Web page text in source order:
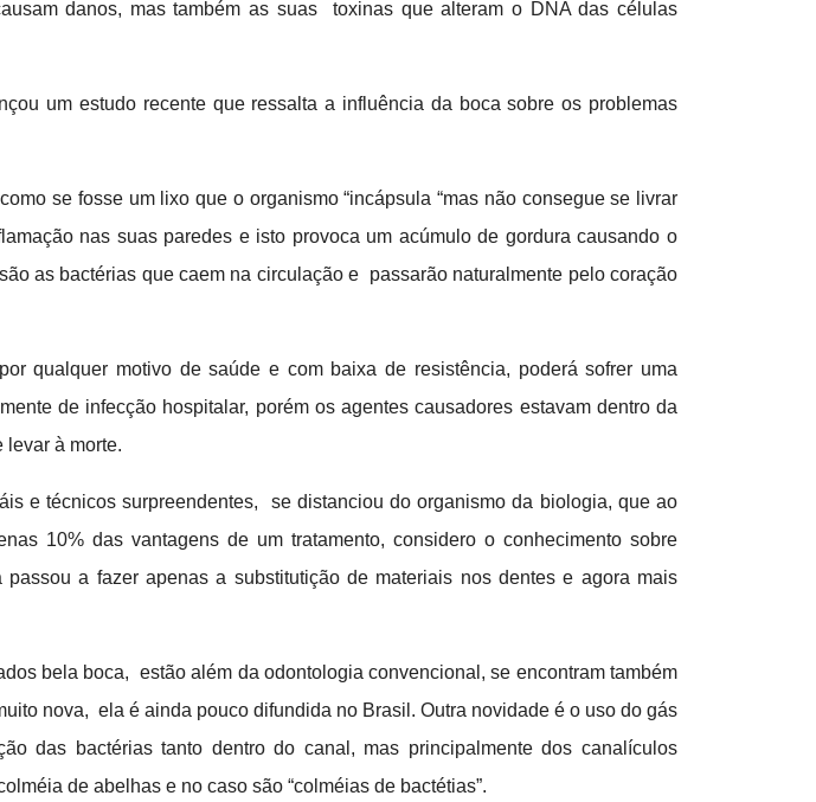
danos, mas também as suas toxinas que alteram o DNA das células
um estudo recente que ressalta a influência da boca sobre os problemas
se fosse um lixo que o organismo “incápsula “mas não consegue se livrar
nas suas paredes e isto provoca um acúmulo de gordura causando o
as bactérias que caem na circulação e passarão naturalmente pelo coração
qualquer motivo de saúde e com baixa de resistência, poderá sofrer uma
de infecção hospitalar, porém os agentes causadores estavam dentro da
à morte.
e técnicos surpreendentes, se distanciou do organismo da biologia, que ao
10% das vantagens de um tratamento, considero o conhecimento sobre
a fazer apenas a substitutição de materiais nos dentes e agora mais
bela boca, estão além da odontologia convencional, se encontram também
nova, ela é ainda pouco difundida no Brasil. Outra novidade é o uso do gás
das bactérias tanto dentro do canal, mas principalmente dos canalículos
de abelhas e no caso são “colméias de bactétias”.